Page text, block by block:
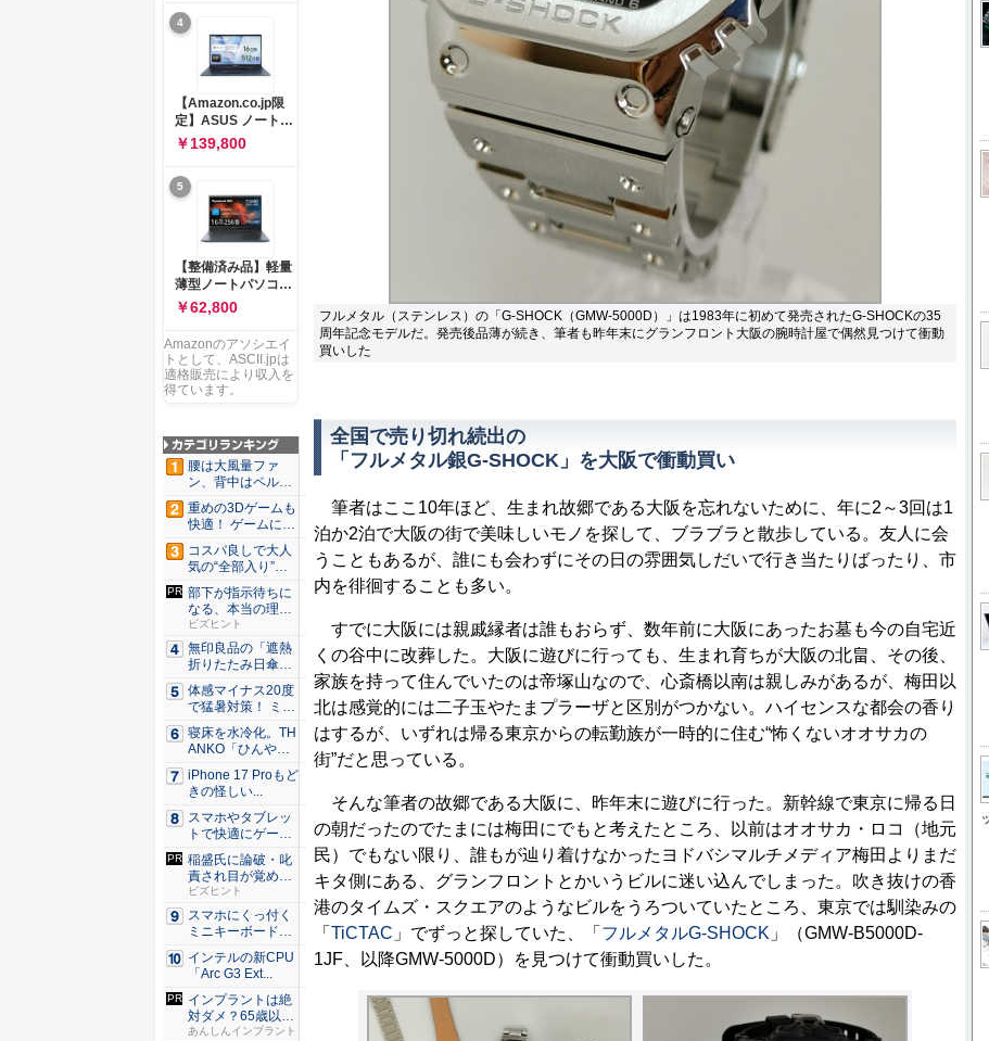
フルメタル（ステンレス）の「G-SHOCK（GMW-5000D）」は1983年に初めて発売されたG-SHOCKの35
周年記念モデルだ。発売後品薄が続き、筆者も昨年末にグランフロント大阪の腕時計屋で偶然見つけて衝動
買いした
全国で売り切れ続出の
「フルメタル銀G-SHOCK」を大阪で衝動買い
筆者はここ10年ほど、生まれ故郷である大阪を忘れないために、年に2～3回は1
泊か2泊で大阪の街で美味しいモノを探して、ブラブラと散歩している。友人に会
うこともあるが、誰にも会わずにその日の雰囲気しだいで行き当たりばったり、市
内を徘徊することも多い。
すでに大阪には親戚縁者は誰もおらず、数年前に大阪にあったお墓も今の自宅近
くの谷中に改葬した。大阪に遊びに行っても、生まれ育ちが大阪の北畠、その後、
家族を持って住んでいたのは帝塚山なので、心斎橋以南は親しみがあるが、梅田以
北は感覚的には二子玉やたまプラーザと区別がつかない。ハイセンスな都会の香り
はするが、いずれは帰る東京からの転勤族が一時的に住む“怖くないオオサカの
街”だと思っている。
そんな筆者の故郷である大阪に、昨年末に遊びに行った。新幹線で東京に帰る日
の朝だったのでたまには梅田にでもと考えたところ、以前はオオサカ・ロコ（地元
民）でもない限り、誰もが辿り着けなかったヨドバシマルチメディア梅田よりまだ
キタ側にある、グランフロントとかいうビルに迷い込んでしまった。吹き抜けの香
港のタイムズ・スクエアのようなビルをうろついていたところ、東京では馴染みの
「 TiCTAC 」でずっと探していた、「 フルメタルG-SHOCK 」（GMW-B5000D-
1JF、以降GMW-5000D）を見つけて衝動買いした。
Ryzen™ 5 8640HS
メモリ16GB
SSD512GB
Microsoft 365 試用
版 Windows11 バッ
テリー駆動12.6時間
重量1.39kg ルナグレ
ー 83K9003JJP ノー
トPC
4
【Amazon.co.jp限
定】ASUS ノートパ
ソコン Vivobook 15
M1502NAQ 15.6イ
ンチ AMD Ryzen 7
170 メモリ16GB
SSD 512GB
Microsoft 365
Personal (24か月版)
搭載 Windows 11 重
量1.7kg Wi-Fi 6E ク
ワイエットブルー
M1502NAQ-
￥139,800
5
【整備済み品】軽量
薄型ノートパソコン
dynabook G83 ■
13.3型
FHD(1920x1080) -
高性能第11世代Core
i5-1135G7 - メモリ
16GB - SSD 256GB
USB Type-C - MS
Office 2021 - Win11
搭載
￥62,800
Amazonのアソシエイ
トとして、ASCII.jpは
適格販売により収入を
得ています。
腰は大風量ファ
ン、背中はペルチ
ェ冷却。ダ...
重めの3Dゲームも
快適！ ゲームに強
いH...
コスパ良しで大人
気の“全部入り”の
アンド...
部下が指示待ちに
なる、本当の理
由。23年...
ビズヒント
無印良品の「遮熱
折りたたみ日傘」
約160...
体感マイナス20度
で猛暑対策！ ミズ
ノの...
寝床を水冷化。TH
ANKO「ひんやり
水流...
iPhone 17 Proもど
きの怪しい...
スマホやタブレッ
トで快適にゲーム
したい人...
稲盛氏に論破・叱
責され目が覚め
た。経営者...
ビズヒント
スマホにくっ付く
ミニキーボード！
触ってわ...
インテルの新CPU
「Arc G3 Ext...
インプラントは絶
対ダメ？65歳以上
の方は...
あんしんインプラント